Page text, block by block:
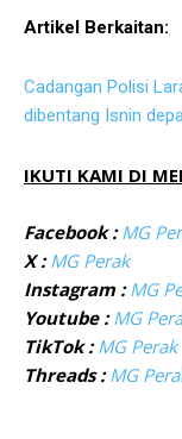
Artikel Berkaitan:
Cadangan Polisi
dibentang Isnin
IKUTI KAMI DI
Facebook : MG
X : MG Perak
Instagram : MG
Youtube : MG
TikTok : MG Perak
Threads : MG